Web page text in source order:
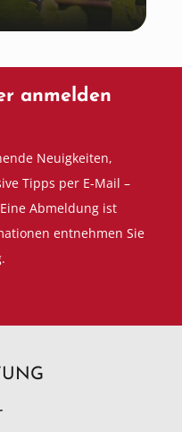
anmelden
Neuigkeiten,
Tipps per E-Mail –
Abmeldung ist
entnehmen Sie